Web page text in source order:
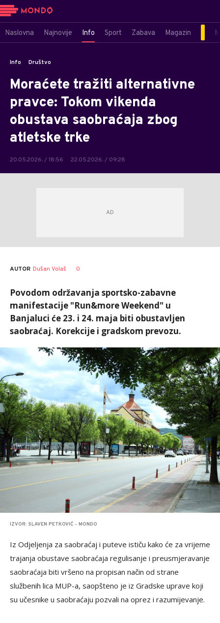
Naslovna Najnovije Info Sport Zabava Magazin
Info Društvo
Moraćete tražiti alternativne
pravce: Tokom vikenda
obustava saobraćaja zbog
atletske trke
20.05.2026. / 18:56 22.05.2026. / 09:28
AUTOR Dušan Volaš 0
Povodom održavanja sportsko-zabavne
manifestacije "Run&more Weekend" u
Banjaluci će 23. i 24. maja biti obustavljen
saobraćaj. Korekcije i gradskom prevozu.
IZVOR: SLAVEN PETKOVIĆ - MONDO
Iz Odjeljenja za saobraćaj i puteve ističu kako će za vrijeme
trajanja obustave saobraćaja regulisanje i preusmjeravanje
saobraćaja biti vršeno na propisan način od strane
službenih lica MUP-a, saopšteno je iz Gradske uprave koji
su učesnike u saobraćaju pozvali na oprez i razumijevanje.